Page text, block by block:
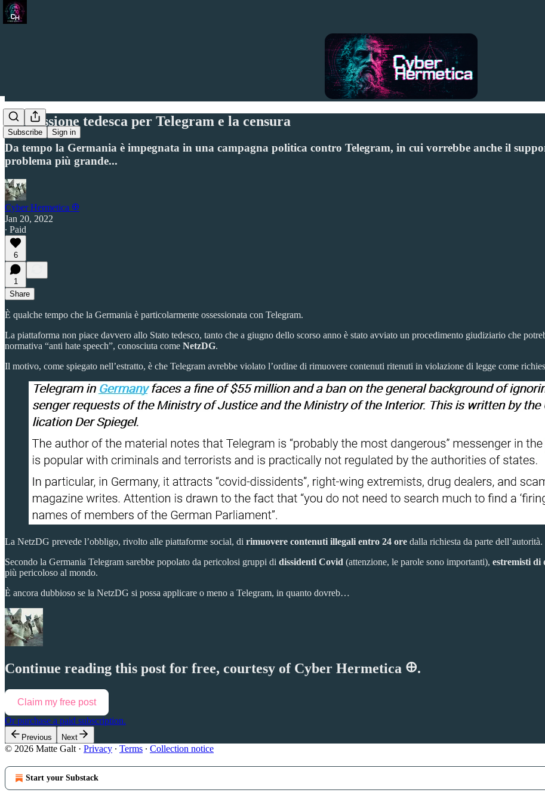
Subscribe Sign in
L'ossessione tedesca per Telegram e la censura
Da tempo la Germania è impegnata in una campagna politica contro Telegram, in cui vorrebbe anche il
problema più grande...
Cyber Hermetica 𐀏
Jan 20, 2022
∙ Paid
6
1
Share
È qualche tempo che la Germania è particolarmente ossessionata con Telegram.
La piattaforma non piace davvero allo Stato tedesco, tanto che a giugno dello scorso anno è stato avviato un procedimento giudiziario che
normativa “anti hate speech”, conosciuta come NetzDG.
Il motivo, come spiegato nell’estratto, è che Telegram avrebbe violato l’ordine di rimuovere contenuti ritenuti in violazione di legge come
La NetzDG prevede l’obbligo, rivolto alle piattaforme social, di rimuovere contenuti illegali entro 24 ore dalla richiesta da parte dell’autorità.
Secondo la Germania Telegram sarebbe popolato da pericolosi gruppi di dissidenti Covid (attenzione, le parole sono importanti), estremisti di
più pericoloso al mondo.
È ancora dubbioso se la NetzDG si possa applicare o meno a Telegram, in quanto dovreb…
Continue reading this post for free, courtesy of Cyber Hermetica 𐀏.
Claim my free post
Or purchase a paid subscription.
Previous Next
© 2026 Matte Galt · Privacy ∙ Terms ∙ Collection notice
Start your Substack